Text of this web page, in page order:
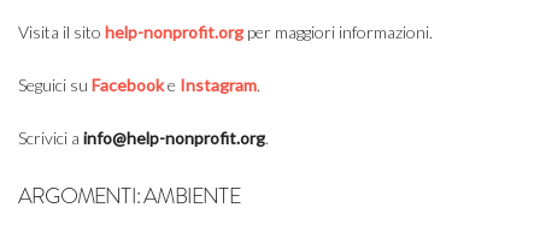
Visita il sito help-nonprofit.org per maggiori informazioni.
Seguici su Facebooke Instagram.
Scrivici a info@help-nonprofit.org.
ARGOMENTI:AMBIENTE